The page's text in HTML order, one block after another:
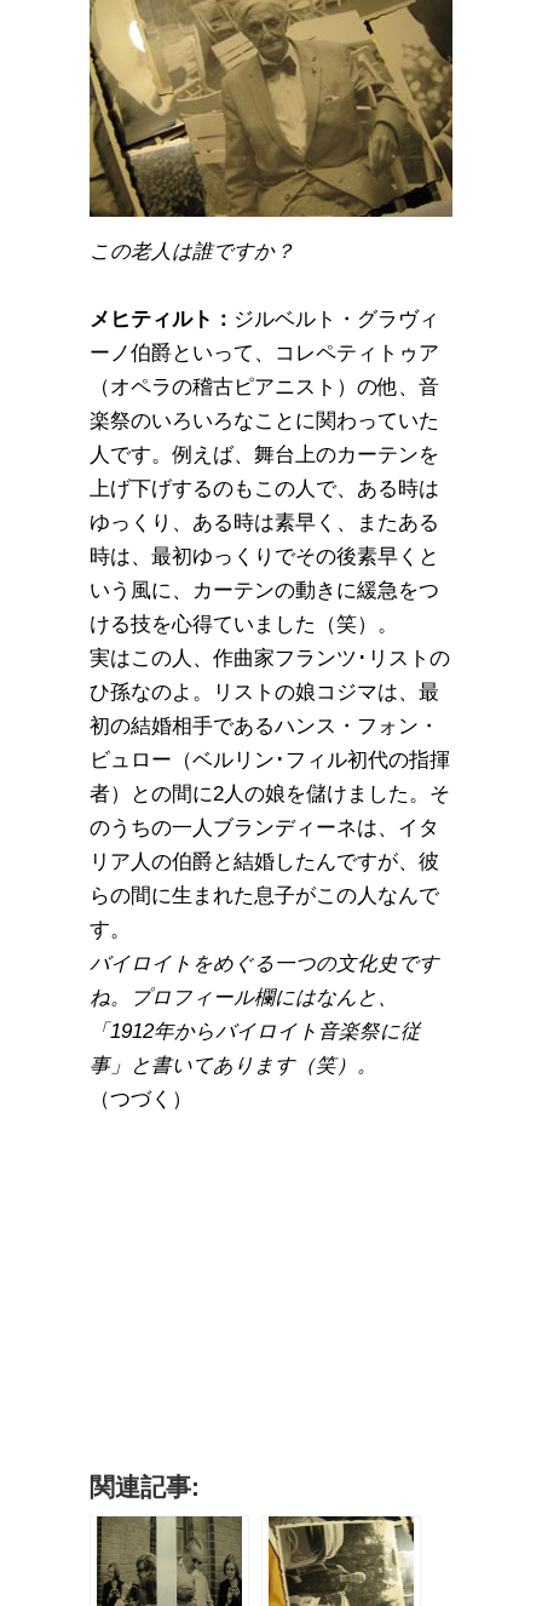
この老人は誰ですか？
メヒティルト： ジルベルト・グラヴィ
ーノ伯爵といって、コレペティトゥア
（オペラの稽古ピアニスト）の他、音
楽祭のいろいろなことに関わっていた
人です。例えば、舞台上のカーテンを
上げ下げするのもこの人で、ある時は
ゆっくり、ある時は素早く、またある
時は、最初ゆっくりでその後素早くと
いう風に、カーテンの動きに緩急をつ
ける技を心得ていました（笑）。
実はこの人、作曲家フランツ･リストの
ひ孫なのよ。リストの娘コジマは、最
初の結婚相手であるハンス・フォン・
ビュロー（ベルリン･フィル初代の指揮
者）との間に2人の娘を儲けました。そ
のうちの一人ブランディーネは、イタ
リア人の伯爵と結婚したんですが、彼
らの間に生まれた息子がこの人なんで
す。
バイロイトをめぐる一つの文化史です
ね。プロフィール欄にはなんと、
「1912年からバイロイト音楽祭に従
事」と書いてあります（笑）。
（つづく）
関連記事: